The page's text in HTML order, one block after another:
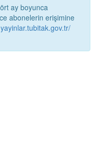
ay boyunca
abonelerin erişimine
yayinlar.tubitak.gov.tr/